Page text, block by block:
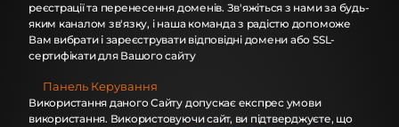
реєстрації та перенесення доменів. Зв'яжіться з нами за будь-
яким каналом зв'язку, і наша команда з радістю допоможе
Вам вибрати і зареєструвати відповідні домени або SSL-
сертифікати для Вашого сайту
Панель Керування
Використання даного Сайту допускає експрес умови
використання. Використовуючи сайт, ви підтверджуєте, що